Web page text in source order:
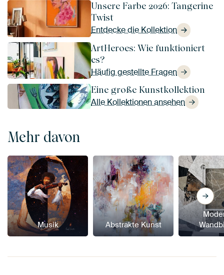
Unsere Farbe 2026: Tangerine
Twist
Entdecke die Kollektion
ArtHeroes: Wie funktioniert
es?
Häufig gestellte Fragen
Eine große Kunstkollektion
Alle Kollektionen ansehen
Mehr davon
Musik Abstrakte Kunst